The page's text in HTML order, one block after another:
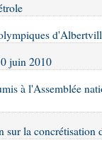
juin 2010
à l'Assemblée
la concrétisation